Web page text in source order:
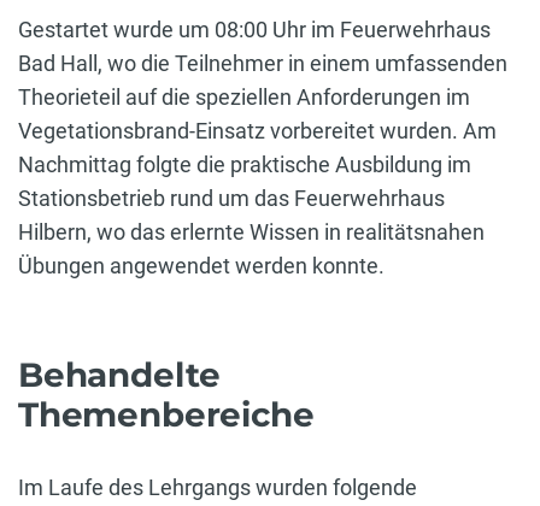
Gestartet wurde um 08:00 Uhr im Feuerwehrhaus
Bad Hall, wo die Teilnehmer in einem umfassenden
Theorieteil auf die speziellen Anforderungen im
Vegetationsbrand-Einsatz vorbereitet wurden. Am
Nachmittag folgte die praktische Ausbildung im
Stationsbetrieb rund um das Feuerwehrhaus
Hilbern, wo das erlernte Wissen in realitätsnahen
Übungen angewendet werden konnte.
Behandelte
Themenbereiche
Im Laufe des Lehrgangs wurden folgende